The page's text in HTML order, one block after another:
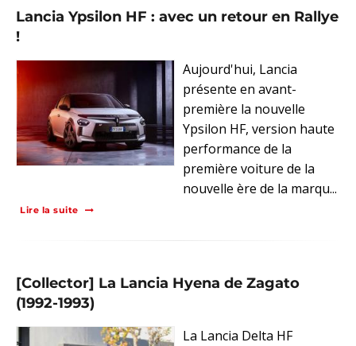
Lancia Ypsilon HF : avec un retour en Rallye
!
Aujourd'hui, Lancia
présente en avant-
première la nouvelle
Ypsilon HF, version haute
performance de la
première voiture de la
nouvelle ère de la marqu...
Lire la suite
[Collector] La Lancia Hyena de Zagato
(1992-1993)
La Lancia Delta HF